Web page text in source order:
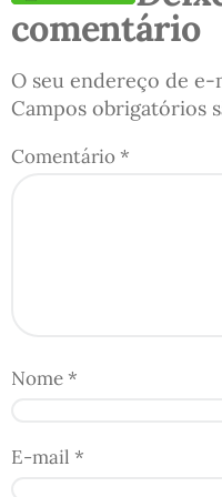
comentário
O seu endereço de
Campos obrigatórios
Comentário*
Nome*
E-mail *